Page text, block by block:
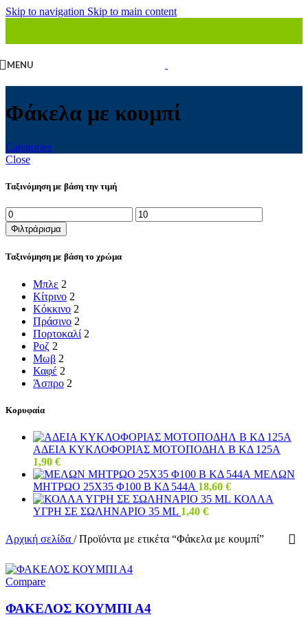
Skip to navigation Skip to main content
MENU
Φάκελα με κουμπί
Categories
Close
Ταξινόμηση με βάση την τιμή
Ελάχιστη
τιμή
Μέγιστη
τιμή
Φιλτράρισμα
Ταξινόμηση με βάση το χρώμα
Μπλε 2
Κίτρινο 2
Κόκκινο 2
Πράσινο 2
Πορτοκαλί 2
Ροζ 2
Μωβ 2
Καφέ 2
Άσπρο 2
Κορυφαία
ΑΔΕΙΑ ΚΥΚΛΟΦΟΡΙΑΣ ΜΟΤΟΠΟΔΗΛ Β ΚΔ 125Α
1,90 €
ΜΕΛΩΝ
ΜΗΤΡΩΟ 25Χ35 Φ100 Β ΚΔ 544Α 18,60 €
ΚΟΛΛΑ
ΥΓΡΗ ΣΕ ΣΩΛΗΝΑΡΙΟ 35 ML 1,40 €
Αρχική σελίδα / Προϊόντα με ετικέτα “Φάκελα με κουμπί”
Compare
ΦΑΚΕΛΟΣ ΚΟΥΜΠΙ Α4